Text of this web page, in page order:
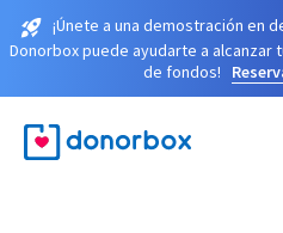
¡Únete a una demostración en
Donorbox puede ayudarte a
de fondos!